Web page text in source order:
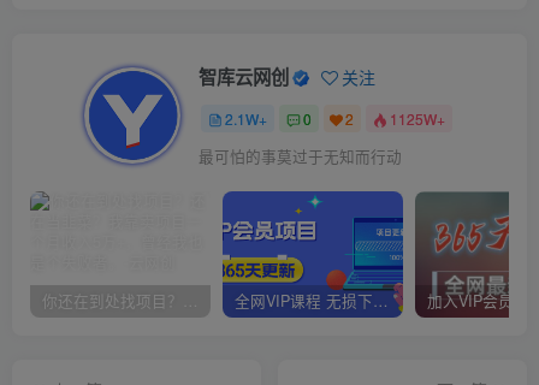
智库云网创 关注
2.1W+ 0 2 1125W+
最可怕的事莫过于无知而行动
你还在到处找项目？还在当韭菜？我靠卖项目一个月收入5万+，曾经我也是个失败者。 全网VIP课程 无损下载~